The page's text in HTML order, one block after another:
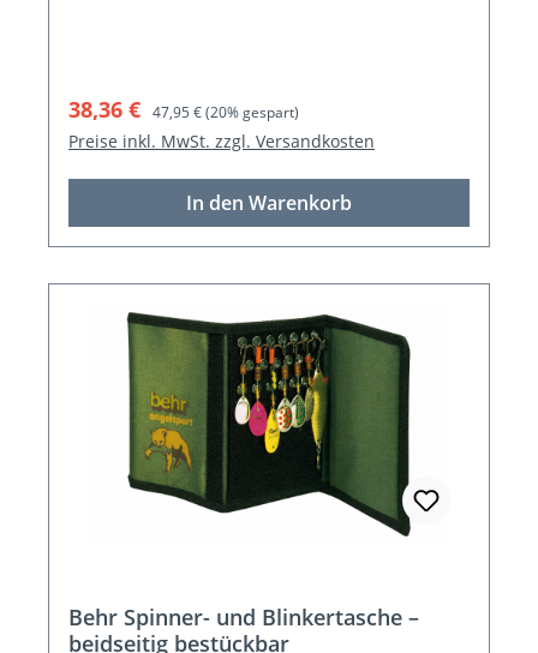
Verkaufspreis:
38,36 € Regulärer Preis:
47,95 €(20% gespart)
Preise inkl. MwSt. zzgl. Versandkosten
In den Warenkorb
Behr Spinner- und Blinkertasche –
beidseitig bestückbar